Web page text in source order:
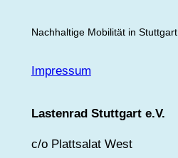
Nachhaltige Mobilität in Stuttgart
Impressum
Lastenrad Stuttgart e.V.
c/o Plattsalat West